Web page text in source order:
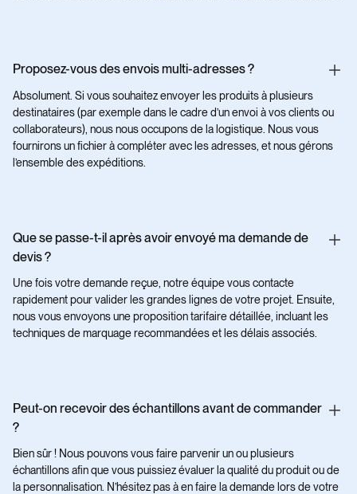
Proposez-vous des envois multi-adresses ?
Absolument. Si vous souhaitez envoyer les produits à plusieurs
destinataires (par exemple dans le cadre d’un envoi à vos clients ou
collaborateurs), nous nous occupons de la logistique. Nous vous
fournirons un fichier à compléter avec les adresses, et nous gérons
l’ensemble des expéditions.
Que se passe-t-il après avoir envoyé ma demande de
devis ?
Une fois votre demande reçue, notre équipe vous contacte
rapidement pour valider les grandes lignes de votre projet. Ensuite,
nous vous envoyons une proposition tarifaire détaillée, incluant les
techniques de marquage recommandées et les délais associés.
Peut-on recevoir des échantillons avant de commander
?
Bien sûr ! Nous pouvons vous faire parvenir un ou plusieurs
échantillons afin que vous puissiez évaluer la qualité du produit ou de
la personnalisation. N’hésitez pas à en faire la demande lors de votre